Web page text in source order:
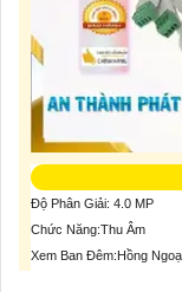
Độ Phân Giải: 4.0 MP
Chức Năng:Thu Âm
Xem Ban Đêm:Hồng